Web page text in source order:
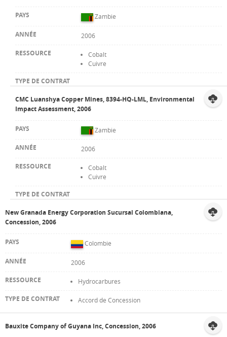
Zambie
2006
Cobalt
Cuivre
CMC Luanshya Copper Mines, 8394-HQ-LML, Environmental
Impact Assessment, 2006
Zambie
2006
Cobalt
Cuivre
New Granada Energy Corporation Sucursal Colombiana,
Concession, 2006
Colombie
2006
Hydrocarbures
Accord de Concession
Bauxite Company of Guyana Inc, Concession, 2006